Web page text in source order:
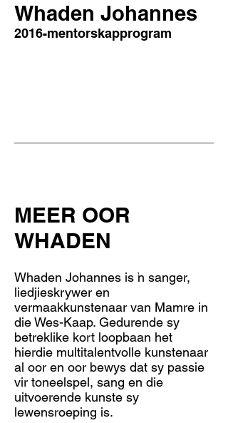
Whaden Johannes
2016-mentorskapprogram
MEER OOR
WHADEN
Whaden Johannes is 'n sanger,
liedjieskrywer en
vermaakkunstenaar van Mamre in
die Wes-Kaap. Gedurende sy
betreklike kort loopbaan het
hierdie multitalentvolle kunstenaar
al oor en oor bewys dat sy passie
vir toneelspel, sang en die
uitvoerende kunste sy
lewensroeping is.